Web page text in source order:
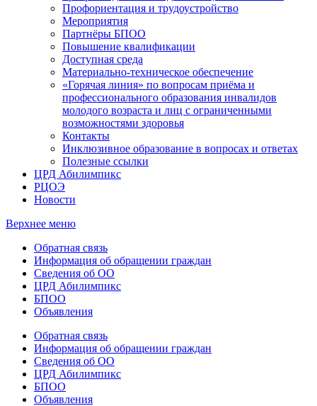
Профориентация и трудоустройство
Мероприятия
Партнёры БПОО
Повышение квалификации
Доступная среда
Материально-техническое обеспечение
«Горячая линия» по вопросам приёма и
профессионального образования инвалидов
молодого возраста и лиц с ограниченными
возможностями здоровья
Контакты
Инклюзивное образование в вопросах и ответах
Полезные ссылки
ЦРД Абилимпикс
РЦОЭ
Новости
Верхнее меню
Обратная связь
Информация об обращении граждан
Сведения об ОО
ЦРД Абилимпикс
БПОО
Объявления
Обратная связь
Информация об обращении граждан
Сведения об ОО
ЦРД Абилимпикс
БПОО
Объявления